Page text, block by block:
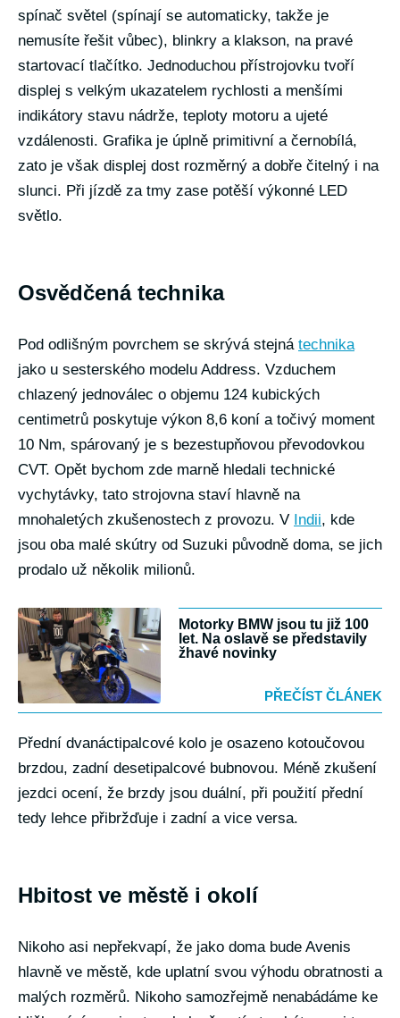
spínač světel (spínají se automaticky, takže je
nemusíte řešit vůbec), blinkry a klakson, na pravé
startovací tlačítko. Jednoduchou přístrojovku tvoří
displej s velkým ukazatelem rychlosti a menšími
indikátory stavu nádrže, teploty motoru a ujeté
vzdálenosti. Grafika je úplně primitivní a černobílá,
zato je však displej dost rozměrný a dobře čitelný i na
slunci. Při jízdě za tmy zase potěší výkonné LED
světlo.
Osvědčená technika
Pod odlišným povrchem se skrývá stejná technika
jako u sesterského modelu Address. Vzduchem
chlazený jednoválec o objemu 124 kubických
centimetrů poskytuje výkon 8,6 koní a točivý moment
10 Nm, spárovaný je s bezestupňovou převodovkou
CVT. Opět bychom zde marně hledali technické
vychytávky, tato strojovna staví hlavně na
mnohaletých zkušenostech z provozu. V Indii, kde
jsou oba malé skútry od Suzuki původně doma, se jich
prodalo už několik milionů.
Motorky BMW jsou tu již 100
let. Na oslavě se představily
žhavé novinky
PŘEČÍST ČLÁNEK
Přední dvanáctipalcové kolo je osazeno kotoučovou
brzdou, zadní desetipalcové bubnovou. Méně zkušení
jezdci ocení, že brzdy jsou duální, při použití přední
tedy lehce přibržďuje i zadní a vice versa.
Hbitost ve městě i okolí
Nikoho asi nepřekvapí, že jako doma bude Avenis
hlavně ve městě, kde uplatní svou výhodu obratnosti a
malých rozměrů. Nikoho samozřejmě nenabádáme ke